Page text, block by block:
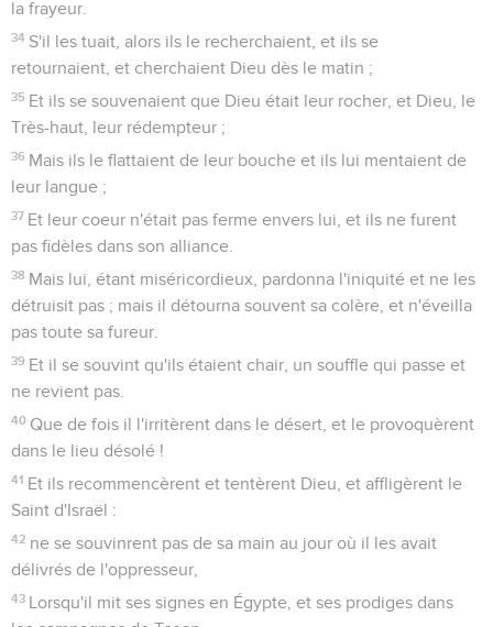
la frayeur.
34 S'il les tuait, alors ils le recherchaient, et ils se
retournaient, et cherchaient Dieu dès le matin ;
35 Et ils se souvenaient que Dieu était leur rocher, et Dieu, le
Très-haut, leur rédempteur ;
36 Mais ils le flattaient de leur bouche et ils lui mentaient de
leur langue ;
37 Et leur coeur n'était pas ferme envers lui, et ils ne furent
pas fidèles dans son alliance.
38 Mais lui, étant miséricordieux, pardonna l'iniquité et ne les
détruisit pas ; mais il détourna souvent sa colère, et n'éveilla
pas toute sa fureur.
39 Et il se souvint qu'ils étaient chair, un souffle qui passe et
ne revient pas.
40 Que de fois il l'irritèrent dans le désert, et le provoquèrent
dans le lieu désolé !
41 Et ils recommencèrent et tentèrent Dieu, et affligèrent le
Saint d'Israël :
42 ne se souvinrent pas de sa main au jour où il les avait
délivrés de l'oppresseur,
43 Lorsqu'il mit ses signes en Égypte, et ses prodiges dans